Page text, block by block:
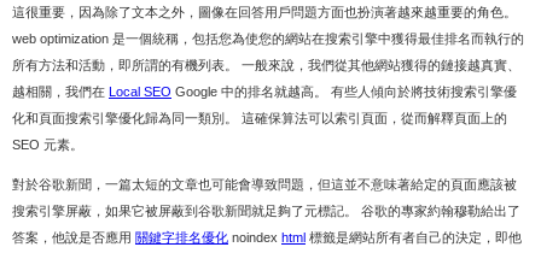
這很重要，因為除了文本之外，圖像在回答用戶問題方面也扮演著越來越重要的角色。
web optimization 是一個統稱，包括您為使您的網站在搜索引擎中獲得最佳排名而執行的
所有方法和活動，即所謂的有機列表。 一般來說，我們從其他網站獲得的鏈接越真實、
越相關，我們在
Local SEO Google 中的排名就越高。 有些人傾向於將技術搜索引擎優
化和頁面搜索引擎優化歸為同一類別。 這確保算法可以索引頁面，從而解釋頁面上的
SEO 元素。
對於谷歌新聞，一篇太短的文章也可能會導致問題，但這並不意味著給定的頁面應該被
搜索引擎屏蔽，如果它被屏蔽到谷歌新聞就足夠了元標記。 谷歌的專家約翰穆勒給出了
答案，他說是否應用 關鍵字排名優化 noindex html 標籤是網站所有者自己的決定，即他